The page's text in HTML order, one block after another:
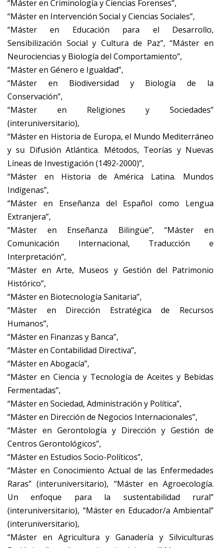
“Máster en Criminología y Ciencias Forenses”,
“Máster en Intervención Social y Ciencias Sociales”,
“Máster en Educación para el Desarrollo,
Sensibilización Social y Cultura de Paz”, “Máster en
Neurociencias y Biología del Comportamiento”,
“Máster en Género e Igualdad”,
“Máster en Biodiversidad y Biología de la
Conservación”,
“Máster en Religiones y Sociedades”
(interuniversitario),
“Máster en Historia de Europa, el Mundo Mediterráneo
y su Difusión Atlántica. Métodos, Teorías y Nuevas
Líneas de Investigación (1492-2000)”,
“Máster en Historia de América Latina. Mundos
Indígenas”,
“Máster en Enseñanza del Español como Lengua
Extranjera”,
“Máster en Enseñanza Bilingüe”, “Máster en
Comunicación Internacional, Traducción e
Interpretación”,
“Máster en Arte, Museos y Gestión del Patrimonio
Histórico”,
“Máster en Biotecnología Sanitaria”,
“Máster en Dirección Estratégica de Recursos
Humanos”,
“Máster en Finanzas y Banca”,
“Máster en Contabilidad Directiva”,
“Máster en Abogacía”,
“Máster en Ciencia y Tecnología de Aceites y Bebidas
Fermentadas”,
“Máster en Sociedad, Administración y Política”,
“Máster en Dirección de Negocios Internacionales”,
“Máster en Gerontología y Dirección y Gestión de
Centros Gerontológicos”,
“Máster en Estudios Socio-Políticos”,
“Máster en Conocimiento Actual de las Enfermedades
Raras” (interuniversitario), “Máster en Agroecología.
Un enfoque para la sustentabilidad rural”
(interuniversitario), “Máster en Educador/a Ambiental”
(interuniversitario),
“Máster en Agricultura y Ganadería y Silviculturas